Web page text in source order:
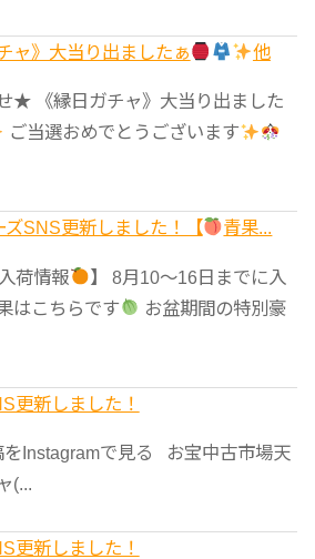
ャ》大当り出ましたぁ 他
★ 《縁日ガチャ》大当り出ました
ご当選おめでとうございます
ズSNS更新しました！【 青果...
荷情報
】 8月10～16日までに入
はこちらです
お盆期間の特別豪
更新しました！
をInstagramで見る お宝中古市場天
(...
更新しました！